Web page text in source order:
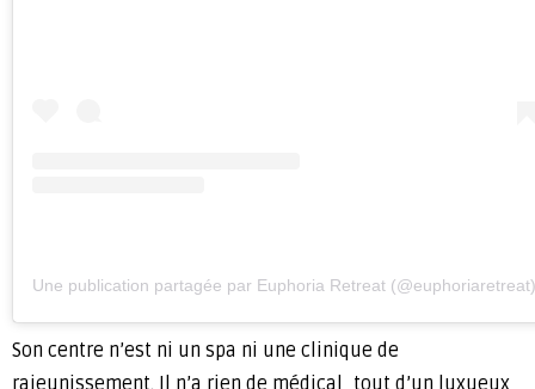
Une publication partagée par Euphoria Retreat (@euphoriaretreat)
Son centre n’est ni un spa ni une clinique de